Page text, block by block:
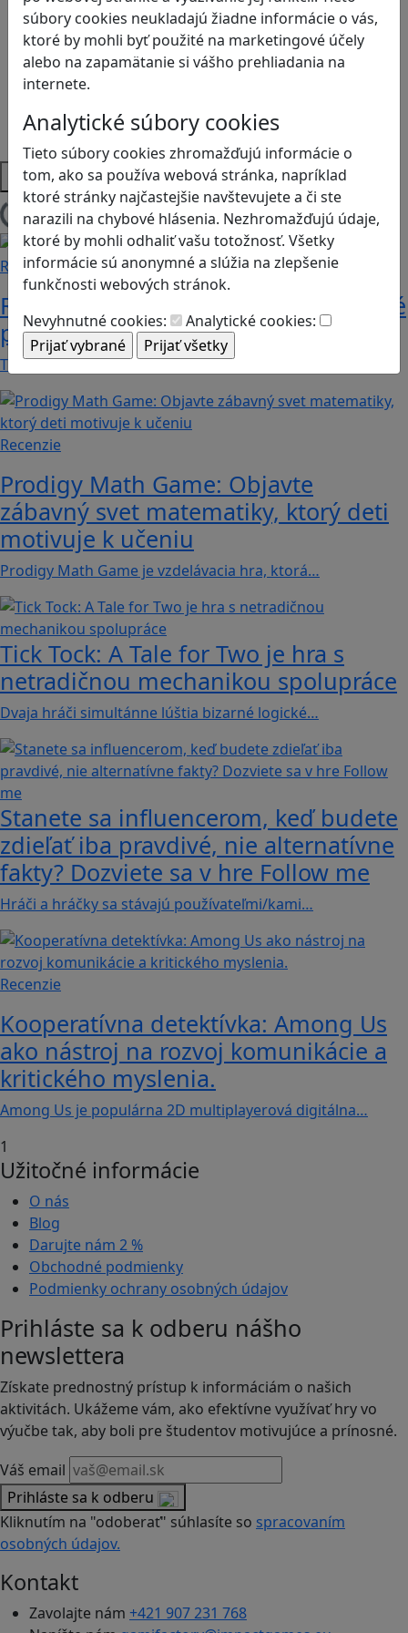
súbory cookies neukladajú žiadne informácie o vás,
ktoré by mohli byť použité na marketingové účely
alebo na zapamätanie si vášho prehliadania na
internete.
Analytické súbory cookies
Tieto súbory cookies zhromažďujú informácie o
tom, ako sa používa webová stránka, napríklad
ktoré stránky najčastejšie navštevujete a či ste
narazili na chybové hlásenia. Nezhromažďujú údaje,
ktoré by mohli odhaliť vašu totožnosť. Všetky
informácie sú anonymné a slúžia na zlepšenie
funkčnosti webových stránok.
Nevyhnutné cookies:
Analytické cookies:
Logické myslenie
Ľudské práva a tolerancia
Motorika a koncentrácia
Programovanie/Technika
Sociálne zručnosti a kooperácia
Strategické myslenie
Zdravie a pohyb
Platformy
Načítam blogy
Recenzie
Rébusy sú hlavolamy do vrecka, ktoré
potrápia aj logiku
Tieto kartičky poskytnú skvelú zábavu pre celú…
Recenzie
Prodigy Math Game: Objavte
zábavný svet matematiky, ktorý deti
motivuje k učeniu
Prodigy Math Game je vzdelávacia hra, ktorá…
Tick Tock: A Tale for Tw‪o je hra s
netradičnou mechanikou spolupráce
Dvaja hráči simultánne lúštia bizarné logické…
Stanete sa influencerom, keď budete
zdieľať iba pravdivé, nie alternatívne
fakty? Dozviete sa v hre Follow me
Hráči a hráčky sa stávajú používateľmi/kami…
Recenzie
Kooperatívna detektívka: Among Us
ako nástroj na rozvoj komunikácie a
kritického myslenia.
Among Us je populárna 2D multiplayerová digitálna…
1
Užitočné informácie
O nás
Blog
Darujte nám 2 %
Obchodné podmienky
Podmienky ochrany osobných údajov
Prihláste sa k odberu nášho
newslettera
Získate prednostný prístup k informáciám o našich
aktivitách. Ukážeme vám, ako efektívne využívať hry vo
výučbe tak, aby boli pre študentov motivujúce a prínosné.
Váš email
Prihláste sa k odberu
Kliknutím na "odoberať" súhlasíte so spracovaním
osobných údajov.
Kontakt
Zavolajte nám +421 907 231 768